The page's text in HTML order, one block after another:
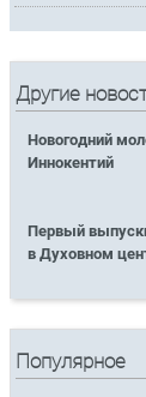
Другие
Новогодний
Иннокентий
Первый
в Духовном
Популярное